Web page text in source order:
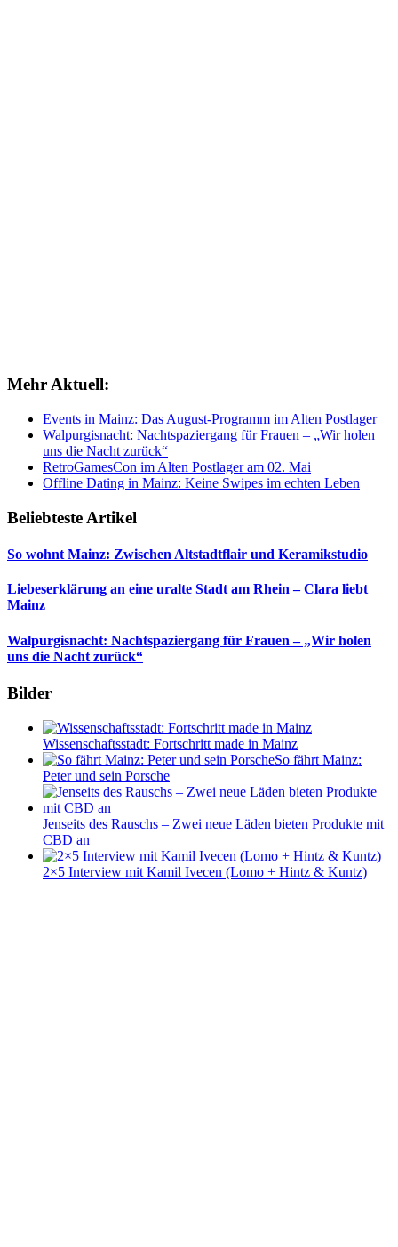
Mehr Aktuell:
Events in Mainz: Das August-Programm im Alten Postlager
Walpurgisnacht: Nachtspaziergang für Frauen – „Wir holen
uns die Nacht zurück“
RetroGamesCon im Alten Postlager am 02. Mai
Offline Dating in Mainz: Keine Swipes im echten Leben
Beliebteste Artikel
So wohnt Mainz: Zwischen Altstadtflair und Keramikstudio
Liebeserklärung an eine uralte Stadt am Rhein – Clara liebt
Mainz
Walpurgisnacht: Nachtspaziergang für Frauen – „Wir holen
uns die Nacht zurück“
Bilder
Wissenschaftsstadt: Fortschritt made in Mainz
So fährt Mainz:
Peter und sein Porsche
Jenseits des Rauschs – Zwei neue Läden bieten Produkte mit
CBD an
2×5 Interview mit Kamil Ivecen (Lomo + Hintz & Kuntz)